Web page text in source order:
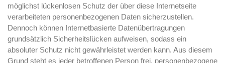
möglichst lückenlosen Schutz der über diese Internetseite
verarbeiteten personenbezogenen Daten sicherzustellen.
Dennoch können Internetbasierte Datenübertragungen
grundsätzlich Sicherheitslücken aufweisen, sodass ein
absoluter Schutz nicht gewährleistet werden kann. Aus diesem
Grund steht es jeder betroffenen Person frei, personenbezogene